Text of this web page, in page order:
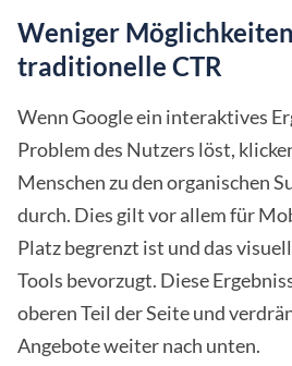
Weniger
traditionelle CTR
Wenn Google ein interaktives
Problem des Nutzers löst,
Menschen zu den organischen
durch. Dies gilt vor allem für
Platz begrenzt ist und das
Tools bevorzugt. Diese
oberen Teil der Seite und
Angebote weiter nach unten.